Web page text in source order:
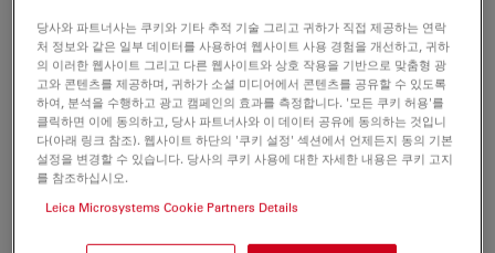
DOWNLOAD
Report DigitalMicroscopy Magnification of
20000times useful or not IT
Jul 27, 2026 PDF, 524 KB
당사와 파트너사는 쿠키와 기타 추적 기술 그리고 귀하가 직접 제공하는 연락
처 정보와 같은 일부 데이터를 사용하여 웹사이트 사용 경험을 개선하고, 귀하
의 이러한 웹사이트 그리고 다른 웹사이트와 상호 작용을 기반으로 맞춤형 광
고와 콘텐츠를 제공하며, 귀하가 소셜 미디어에서 콘텐츠를 공유할 수 있도록
하여, 분석을 수행하고 광고 캠페인의 효과를 측정합니다. '모든 쿠키 허용'를
클릭하면 이에 동의하고, 당사 파트너사와 이 데이터 공유에 동의하는 것입니
다(아래 링크 참조). 웹사이트 하단의 '쿠키 설정' 섹션에서 언제든지 동의 기본
설정을 변경할 수 있습니다. 당사의 쿠키 사용에 대한 자세한 내용은 쿠키 고지
를 참조하십시오.
Leica Microsystems Cookie Partners Details